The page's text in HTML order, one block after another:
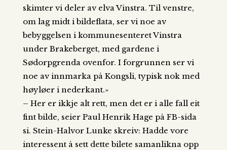
skimter vi deler av elva Vinstra. Til venstre,
om lag midt i bildeflata, ser vi noe av
bebyggelsen i kommunesenteret Vinstra
under Brakeberget, med gardene i
Sødorpgrenda ovenfor. I forgrunnen ser vi
noe av innmarka på Kongsli, typisk nok med
høyløer i nederkant.»
– Her er ikkje alt rett, men det er i alle fall eit
fint bilde, seier Paul Henrik Hage på FB-sida
si. Stein-Halvor Lunke skreiv: Hadde vore
interessent å sett dette bilete samanlikna opp